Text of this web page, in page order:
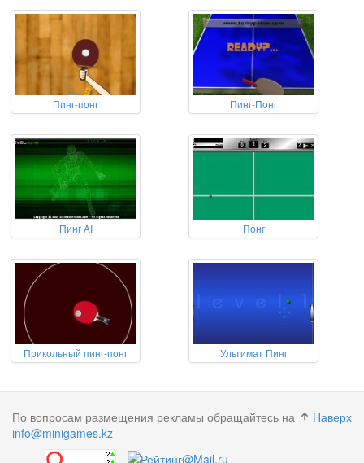
Пинг-понг Пинг-Понг
Пинг AI Понг
Прикольный пинг-понг Ультимат Пинг
Наверх
По вопросам размещения рекламы обращайтесь на
info@minigames.kz